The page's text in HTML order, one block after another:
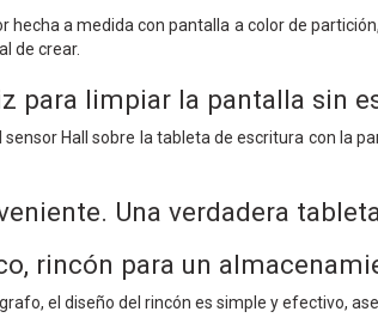
hecha a medida con pantalla a color de
de crear.
para limpiar la pantalla sin
Hall sobre la tableta de escritura con la
Una verdadera
rincón para un
el diseño del rincón es simple y efectivo,